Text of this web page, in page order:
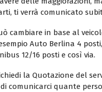
ti verrà comunicato
cambiare in base al
Auto Berlina 4
12/16 posti e così via.
la Quotazione del
comunicarci quante